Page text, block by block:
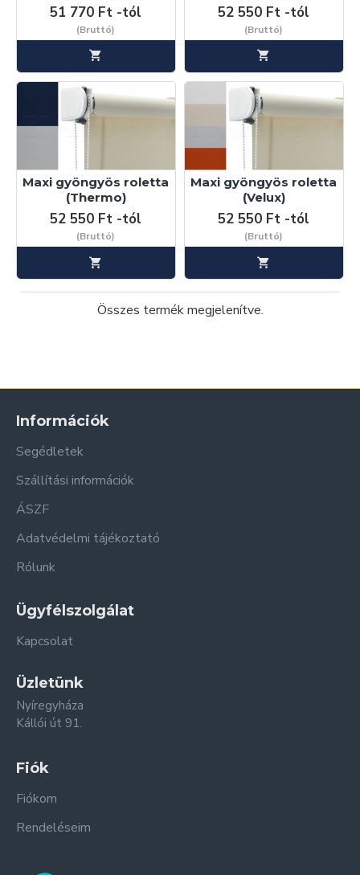
51 770 Ft -tól
(Bruttó)
52 550 Ft -tól
(Bruttó)
Maxi gyöngyös roletta
(Thermo)
52 550 Ft -tól
(Bruttó)
Maxi gyöngyös roletta
(Velux)
52 550 Ft -tól
(Bruttó)
Összes termék megjelenítve.
Információk
Segédletek
Szállítási információk
ÁSZF
Adatvédelmi tájékoztató
Rólunk
Ügyfélszolgálat
Kapcsolat
Üzletünk
Nyíregyháza
Kállói út 91.
Fiók
Fiókom
Rendeléseim